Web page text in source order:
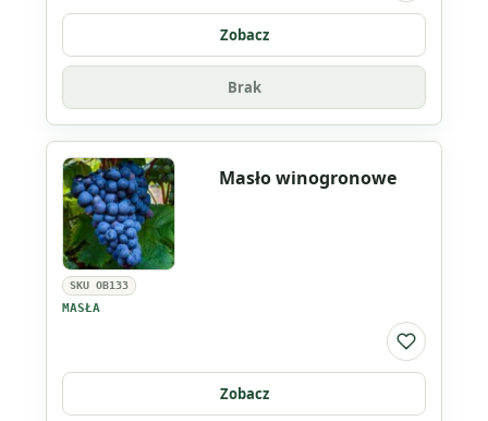
Zobacz
Brak
SKU OB133
MASŁA
Masło winogronowe
Do listy
Zobacz